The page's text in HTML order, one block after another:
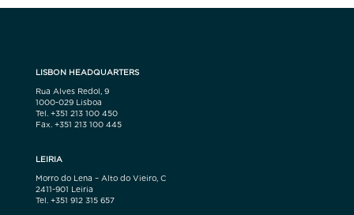
LISBON HEADQUARTERS
Rua Alves Redol, 9
1000-029 Lisboa
Tel. +351 213 100 450
Fax. +351 213 100 445
LEIRIA
Morro do Lena – Alto do Vieiro, C
2411-901 Leiria
Tel. +351 912 315 657